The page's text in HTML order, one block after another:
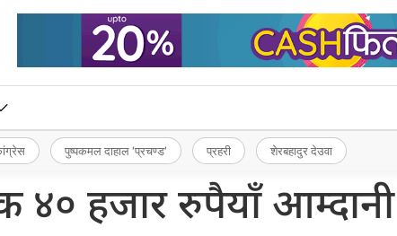
पुष्पकमल दाहाल ‘प्रचण्ड’ प्रहरी शेरबहादुर देउवा
४० हजार रुपैयाँ आम्दानी